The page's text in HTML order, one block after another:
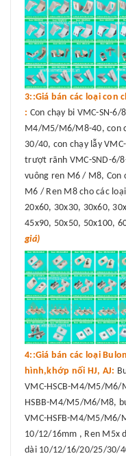
3::Giá bán các loại con
: Con chạy bi VMC-SN-
M4/M5/M6/M8-40, con
30/40, con chạy lẫy
trượt rãnh VMC-SND-6/
vuông ren M6 / M8, Con
M6 / Ren M8 cho các
20x60, 30x30, 30x60,
45x90, 50x50, 50x100,
giá)
4::Giá bán các loại
hình,khớp nối HJ, AJ:
VMC-HSCB-M4/M5/M6/
HSBB-M4/M5/M6/M8,
VMC-HSFB-M4/M5/M6/
10/12/16mm , Ren M5x
dài 10/12/16/20/25/30/